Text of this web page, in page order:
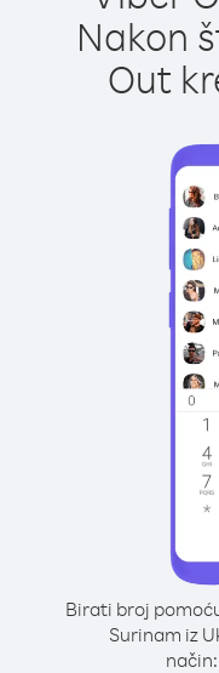
Nakon
Out
Birati broj
Surinam iz
način: